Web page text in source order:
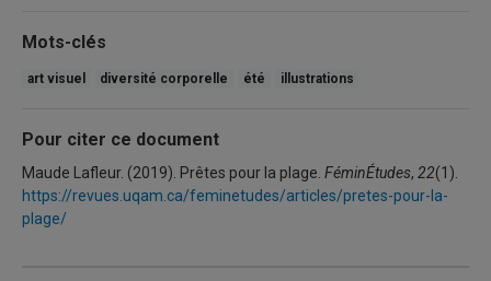
Mots-clés
art visuel diversité corporelle été illustrations
Pour citer ce document
Maude Lafleur. (2019). Prêtes pour la plage. FéminÉtudes, 22(1).
https://revues.uqam.ca/feminetudes/articles/pretes-pour-la-
plage/